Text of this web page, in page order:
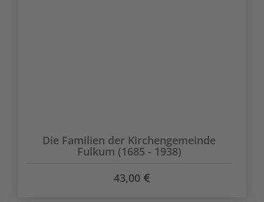
Die Familien der Kirchengemeinde
Fulkum (1685 - 1938)
43,00